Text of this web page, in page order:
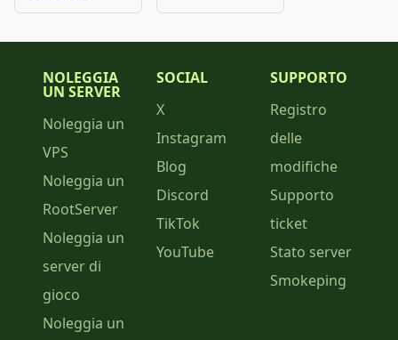
NOLEGGIA
UN SERVER
Noleggia un
VPS
Noleggia un
RootServer
Noleggia un
server di
gioco
Noleggia un
SOCIAL
X
Instagram
Blog
Discord
TikTok
YouTube
SUPPORTO
Registro
delle
modifiche
Supporto
ticket
Stato server
Smokeping